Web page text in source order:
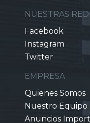
NUESTRAS
Facebook
Instagram
Twitter
EMPRESA
Quienes Somos
Nuestro Equipo
Anuncios